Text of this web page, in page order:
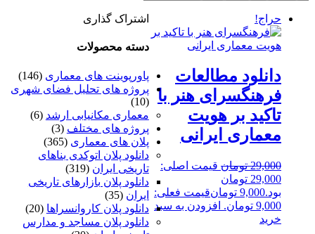
حراج!
دانلود مطالعات
فرهنگسرای هنر با
تاکید بر هویت
معماری ایرانی
29,000 تومان قیمت اصلی:
29,000 تومان
بود.9,000 تومانقیمت فعلی:
9,000 تومان.
افزودن به سبد
خرید
اشتراک گذاری
دسته محصولات
پاورپوینت های معماری (146)
پروژه های تحلیل فضای شهری
(10)
معماری مکانیابی ارشد (6)
پروژه های مختلف (3)
پلان های معماری (365)
دانلود پلان اتوکدی بناهای
تاریخی ایران (319)
دانلود پلان بازارهای تاریخی
ایران (35)
دانلود پلان کاروانسراها (20)
دانلود پلان مساجد و مدارس